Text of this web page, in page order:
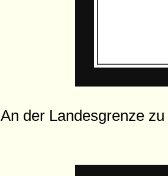
An der Landesgrenze